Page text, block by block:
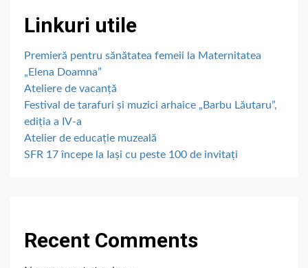
Linkuri utile
Premieră pentru sănătatea femeii la Maternitatea
„Elena Doamna”
Ateliere de vacanță
Festival de tarafuri și muzici arhaice „Barbu Lăutaru”,
ediția a IV-a
Atelier de educație muzeală
SFR 17 începe la Iași cu peste 100 de invitați
Recent Comments